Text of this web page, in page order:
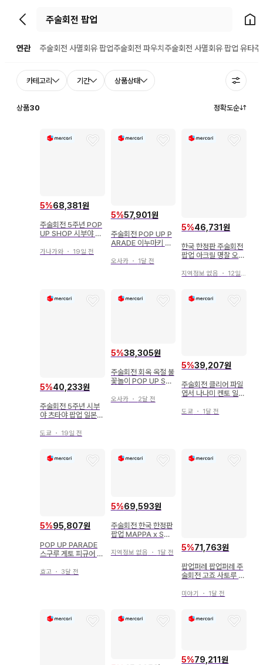
뒤로가기 홈으
연관 주술회전 사멸회유 팝업주술회전 파우치 주술회전 사멸회유 팝업 유타주
카테고리 기간 상품상태
상품30 정확도순
5%68,381원
주술회전 5주년 POP
UP SHOP 시부야 캔
가나가와 ・ 19일 전
5%57,901원
주술회전 POP UP P
ARADE 이누마키 토
오사카・ 1달 전
5%46,731원
한국 한정판 주술회전
팝업 아크릴 명찰 오토
지역정보 없음 ・ 12일 전
5%40,233원
주술회전 5주년 시부
야 츠타야 팝업 일본
나미 켄토
도쿄 ・ 19일 전
5%38,305원
주술회전 회옥 옥절 불
꽃놀이 POP UP SH
지
오사카・ 2달 전
5%39,207원
주술회전 클리어 파일
엽서 나나미 켄토 일본
도쿄 ・ 1달 전
5%95,807원
POP UP PARADE
스구루 게토 피규어 주
효고 ・ 3달 전
5%69,593원
주술회전 한국 한정판
팝업 MAPPA x SM
지역정보 없음 ・ 1달 전
5%71,763원
팝업퍼레 팝업퍼레 주
술회전 고죠 사토루 회
피규어
미야기 ・ 1달 전
5%79,211원